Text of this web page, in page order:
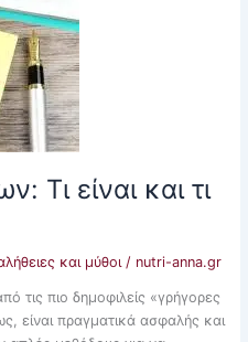
Τι είναι και τι
και μύθοι/ nutri-anna.gr
τις πιο δημοφιλείς «γρήγορες
είναι πραγματικά ασφαλής και